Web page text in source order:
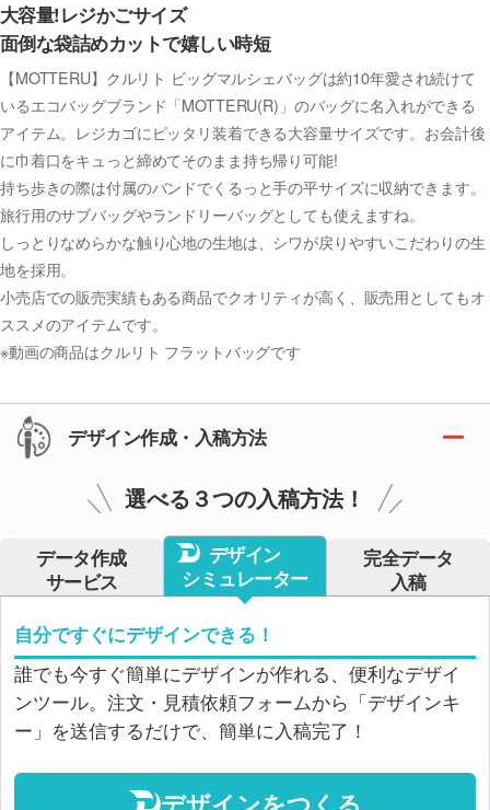
大容量!レジかごサイズ
面倒な袋詰めカットで嬉しい時短
【MOTTERU】クルリト ビッグマルシェバッグは約10年愛され続けて
いるエコバッグブランド「MOTTERU(R)」のバッグに名入れができる
アイテム。レジカゴにピッタリ装着できる大容量サイズです。お会計後
に巾着口をキュっと締めてそのまま持ち帰り可能!
持ち歩きの際は付属のバンドでくるっと手の平サイズに収納できます。
旅行用のサブバッグやランドリーバッグとしても使えますね。
しっとりなめらかな触り心地の生地は、シワが戻りやすいこだわりの生
地を採用。
小売店での販売実績もある商品でクオリティが高く、販売用としてもオ
ススメのアイテムです。
※動画の商品はクルリト フラットバッグです
デザイン作成・入稿方法
選べる３つの入稿方法！
データ作成
サービス
デザイン
シミュレーター
完全データ
入稿
自分ですぐにデザインできる！
誰でも今すぐ簡単にデザインが作れる、便利なデザイ
ンツール。注文・見積依頼フォームから「デザインキ
ー」を送信するだけで、簡単に入稿完了！